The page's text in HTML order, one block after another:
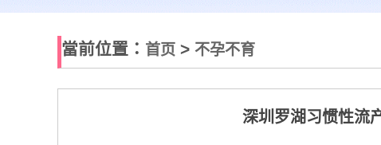
當前位置： 首页 > 不孕不育
深圳罗湖习惯性流